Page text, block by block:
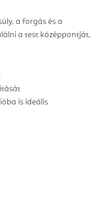
a forgás és a
a test középpontját,
is ideális